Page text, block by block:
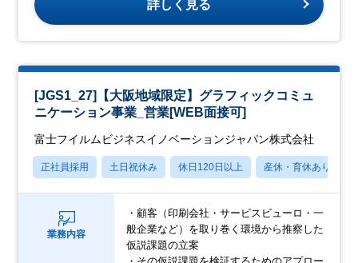
詳しく見る
[JGS1_27]【大阪地域限定】グラフィックコミュ
ニケーション事業_営業[WEB面接可]
富士フイルムビジネスイノベーションジャパン株式会社
正社員採用 土日祝休み 休日120日以上 産休・育休あり
業務内容
・顧客（印刷会社・サービスビューロ・一
般企業など）を取り巻く環境から推察した
仮説課題の立案